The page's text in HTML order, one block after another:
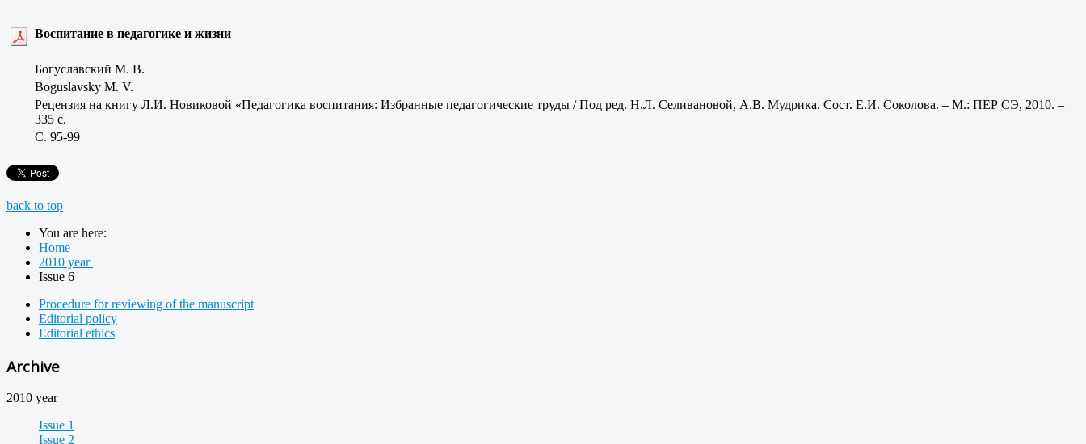
Воспитание в педагогике и жизни
Богуславский М. В.
Boguslavsky M. V.
Рецензия на книгу Л.И. Новиковой «Педагогика воспитания: Избранные педагогические труды / Под ред. Н.Л. Селивановой, А.В. Мудрика. Сост. Е.И. Соколова. – М.: ПЕР СЭ, 2010. –
335 с.
C. 95-99
back to top
You are here:
Home
2010 year
Issue 6
Procedure for reviewing of the manuscript
Editorial policy
Editorial ethics
Archive
2010 year
Issue 1
Issue 2